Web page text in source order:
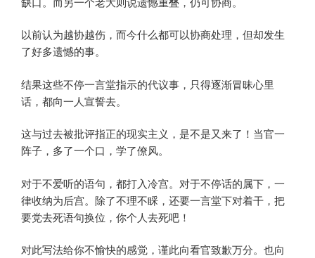
缺口。而另一个老大则说遗憾重叠，仍可协商。
以前认为越协越伤，而今什么都可以协商处理，但却发生
了好多遗憾的事。
结果这些不停一言堂指示的代议事，只得逐渐冒昧心里
话，都向一人宣誓去。
这与过去被批评指正的现实主义，是不是又来了！当官一
阵子，多了一个口，学了僚风。
对于不爱听的语句，都打入冷宫。对于不停话的属下，一
律收纳为后宫。除了不理不睬，还要一言堂下对着干，把
要党去死语句换位，你个人去死吧！
对此写法给你不愉快的感觉，谨此向看官致歉万分。也向